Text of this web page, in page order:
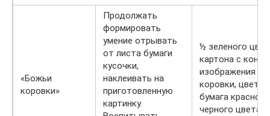
«Божьи
коровки»
Продолжать
формировать
умение отрывать
от листа бумаги
кусочки,
наклеивать на
приготовленную
картинку.
½ зеленого
картона с
изображения
коровки,
бумага
черного цвета,